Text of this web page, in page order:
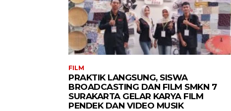
FILM
PRAKTIK LANGSUNG, SISWA
BROADCASTING DAN FILM SMKN 7
SURAKARTA GELAR KARYA FILM
PENDEK DAN VIDEO MUSIK